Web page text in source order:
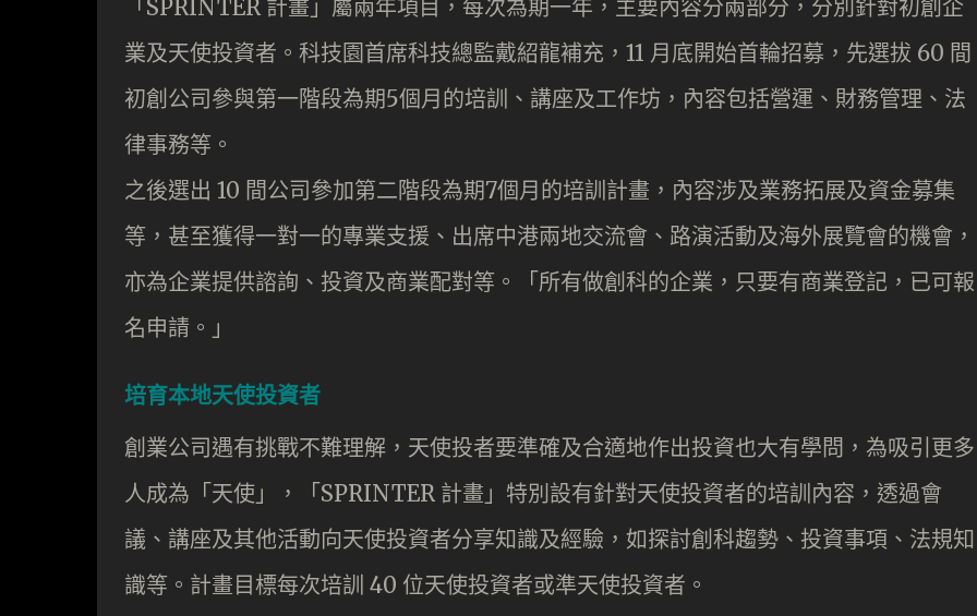
「SPRINTER 計畫」屬兩年項目，每次為期一年，主要內容分兩部分，分別針對初創企
業及天使投資者。科技園首席科技總監戴紹龍補充，11 月底開始首輪招募，先選拔 60 間
初創公司參與第一階段為期5個月的培訓、講座及工作坊，內容包括營運、財務管理、法
律事務等。
之後選出 10 間公司參加第二階段為期7個月的培訓計畫，內容涉及業務拓展及資金募集
等，甚至獲得一對一的專業支援、出席中港兩地交流會、路演活動及海外展覽會的機會，
亦為企業提供諮詢、投資及商業配對等。「所有做創科的企業，只要有商業登記，已可報
名申請。」
培育本地天使投資者
創業公司遇有挑戰不難理解，天使投者要準確及合適地作出投資也大有學問，為吸引更多
人成為「天使」，「SPRINTER 計畫」特別設有針對天使投資者的培訓內容，透過會
議、講座及其他活動向天使投資者分享知識及經驗，如探討創科趨勢、投資事項、法規知
識等。計畫目標每次培訓 40 位天使投資者或準天使投資者。